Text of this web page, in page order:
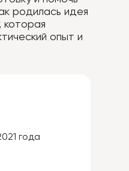
родилась идея
которая
опыт и
года